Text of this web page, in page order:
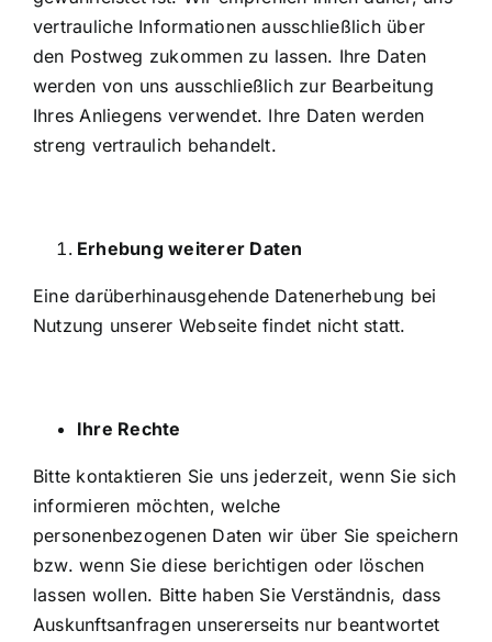
vertrauliche Informationen ausschließlich über
den Postweg zukommen zu lassen. Ihre Daten
werden von uns ausschließlich zur Bearbeitung
Ihres Anliegens verwendet. Ihre Daten werden
streng vertraulich behandelt.
Erhebung weiterer Daten
Eine darüberhinausgehende Datenerhebung bei
Nutzung unserer Webseite findet nicht statt.
Ihre Rechte
Bitte kontaktieren Sie uns jederzeit, wenn Sie sich
informieren möchten, welche
personenbezogenen Daten wir über Sie speichern
bzw. wenn Sie diese berichtigen oder löschen
lassen wollen. Bitte haben Sie Verständnis, dass
Auskunftsanfragen unsererseits nur beantwortet